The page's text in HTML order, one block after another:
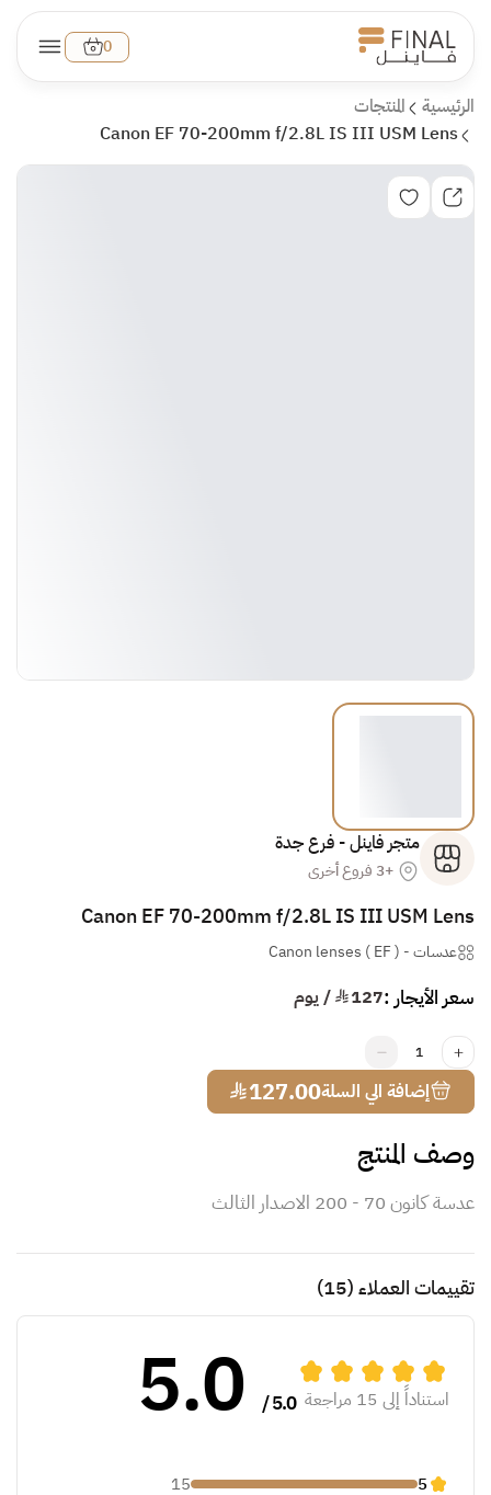
0
الرئيسية
المنتجات
Canon EF 70-200mm f/2.8L IS III USM Lens
متجر فاينل - فرع جدة
+3 فروع أخرى
Canon EF 70-200mm f/2.8L IS III USM Lens
عدسات-
( Canon lenses ( EF
سعر الأيجار :127¥ / يوم
1
إضافة الي السلة127.00
¥
وصف المنتج
عدسة كانون 70 - 200 الاصدار الثالث
تقييمات العملاء(15)
استناداً إلى 15 مراجعة 5.0 /
5.0
5
15